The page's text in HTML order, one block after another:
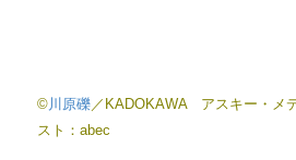
©川原礫／KADOKAWA アスキー・メ
スト：abec